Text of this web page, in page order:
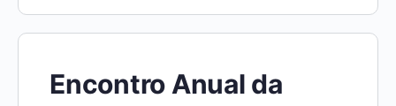
Encontro Anual da